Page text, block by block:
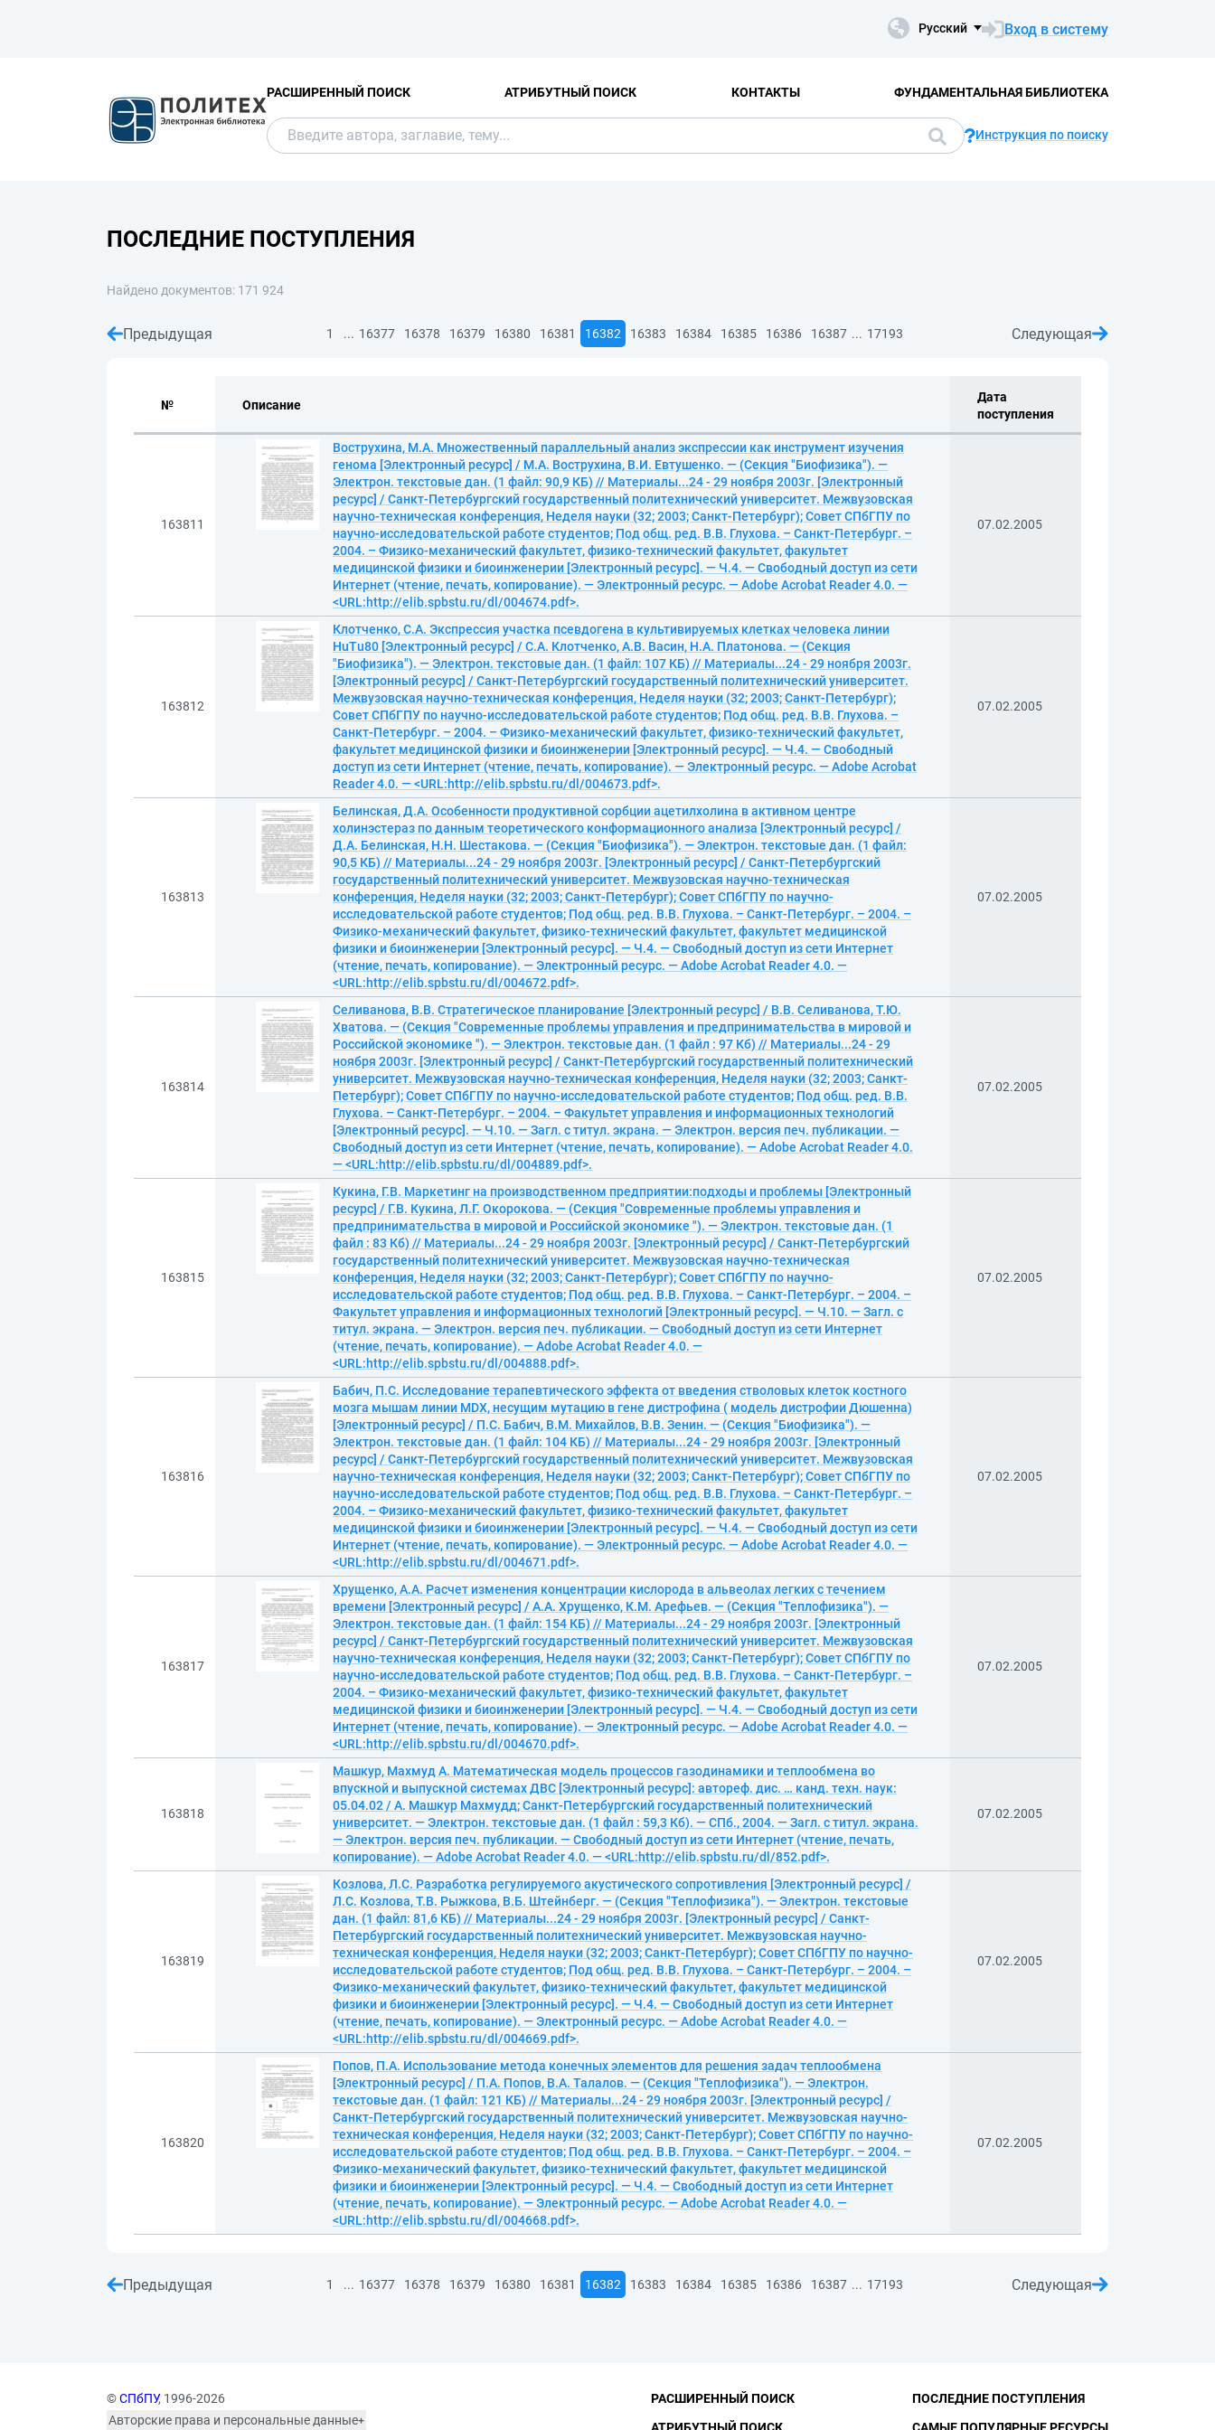
Русский Вход в систему
РАСШИРЕННЫЙ ПОИСК АТРИБУТНЫЙ ПОИСК КОНТАКТЫ ФУНДАМЕНТАЛЬНАЯ БИБЛИОТЕКА
Инструкция по поиску
ПОСЛЕДНИЕ ПОСТУПЛЕНИЯ
Найдено документов: 171 924
Предыдущая 1 ... 16377 16378 16379 16380 16381 16382 16383 16384 16385 16386 16387 ... 17193 Следующая
№ Описание
Дата
поступления
163811
Вострухина, М.А. Множественный параллельный анализ экспрессии как инструмент изучения
генома [Электронный ресурс] / М.А. Вострухина, В.И. Евтушенко. — (Секция "Биофизика"). —
Электрон. текстовые дан. (1 файл: 90,9 КБ) // Материалы...24 - 29 ноября 2003г. [Электронный
ресурс] / Санкт-Петербургский государственный политехнический университет. Межвузовская
научно-техническая конференция, Неделя науки (32; 2003; Санкт-Петербург); Совет СПбГПУ по
научно-исследовательской работе студентов; Под общ. ред. В.В. Глухова. – Санкт-Петербург. –
2004. – Физико-механический факультет, физико-технический факультет, факультет
медицинской физики и биоинженерии [Электронный ресурс]. — Ч.4. — Свободный доступ из сети
Интернет (чтение, печать, копирование). — Электронный ресурс. — Adobe Acrobat Reader 4.0. —
<URL:http://elib.spbstu.ru/dl/004674.pdf>.
07.02.2005
163812
Клотченко, С.А. Экспрессия участка псевдогена в культивируемых клетках человека линии
HuTu80 [Электронный ресурс] / С.А. Клотченко, А.В. Васин, Н.А. Платонова. — (Секция
"Биофизика"). — Электрон. текстовые дан. (1 файл: 107 КБ) // Материалы...24 - 29 ноября 2003г.
[Электронный ресурс] / Санкт-Петербургский государственный политехнический университет.
Межвузовская научно-техническая конференция, Неделя науки (32; 2003; Санкт-Петербург);
Совет СПбГПУ по научно-исследовательской работе студентов; Под общ. ред. В.В. Глухова. –
Санкт-Петербург. – 2004. – Физико-механический факультет, физико-технический факультет,
факультет медицинской физики и биоинженерии [Электронный ресурс]. — Ч.4. — Свободный
доступ из сети Интернет (чтение, печать, копирование). — Электронный ресурс. — Adobe Acrobat
Reader 4.0. — <URL:http://elib.spbstu.ru/dl/004673.pdf>.
07.02.2005
163813
Белинская, Д.А. Особенности продуктивной сорбции ацетилхолина в активном центре
холинэстераз по данным теоретического конформационного анализа [Электронный ресурс] /
Д.А. Белинская, Н.Н. Шестакова. — (Секция "Биофизика"). — Электрон. текстовые дан. (1 файл:
90,5 КБ) // Материалы...24 - 29 ноября 2003г. [Электронный ресурс] / Санкт-Петербургский
государственный политехнический университет. Межвузовская научно-техническая
конференция, Неделя науки (32; 2003; Санкт-Петербург); Совет СПбГПУ по научно-
исследовательской работе студентов; Под общ. ред. В.В. Глухова. – Санкт-Петербург. – 2004. –
Физико-механический факультет, физико-технический факультет, факультет медицинской
физики и биоинженерии [Электронный ресурс]. — Ч.4. — Свободный доступ из сети Интернет
(чтение, печать, копирование). — Электронный ресурс. — Adobe Acrobat Reader 4.0. —
<URL:http://elib.spbstu.ru/dl/004672.pdf>.
07.02.2005
163814
Селиванова, В.В. Стратегическое планирование [Электронный ресурс] / В.В. Селиванова, Т.Ю.
Хватова. — (Секция "Современные проблемы управления и предпринимательства в мировой и
Российской экономике "). — Электрон. текстовые дан. (1 файл : 97 Кб) // Материалы...24 - 29
ноября 2003г. [Электронный ресурс] / Санкт-Петербургский государственный политехнический
университет. Межвузовская научно-техническая конференция, Неделя науки (32; 2003; Санкт-
Петербург); Совет СПбГПУ по научно-исследовательской работе студентов; Под общ. ред. В.В.
Глухова. – Санкт-Петербург. – 2004. – Факультет управления и информационных технологий
[Электронный ресурс]. — Ч.10. — Загл. с титул. экрана. — Электрон. версия печ. публикации. —
Свободный доступ из сети Интернет (чтение, печать, копирование). — Adobe Acrobat Reader 4.0.
— <URL:http://elib.spbstu.ru/dl/004889.pdf>.
07.02.2005
163815
Кукина, Г.В. Маркетинг на производственном предприятии:подходы и проблемы [Электронный
ресурс] / Г.В. Кукина, Л.Г. Окорокова. — (Секция "Современные проблемы управления и
предпринимательства в мировой и Российской экономике "). — Электрон. текстовые дан. (1
файл : 83 Кб) // Материалы...24 - 29 ноября 2003г. [Электронный ресурс] / Санкт-Петербургский
государственный политехнический университет. Межвузовская научно-техническая
конференция, Неделя науки (32; 2003; Санкт-Петербург); Совет СПбГПУ по научно-
исследовательской работе студентов; Под общ. ред. В.В. Глухова. – Санкт-Петербург. – 2004. –
Факультет управления и информационных технологий [Электронный ресурс]. — Ч.10. — Загл. с
титул. экрана. — Электрон. версия печ. публикации. — Свободный доступ из сети Интернет
(чтение, печать, копирование). — Adobe Acrobat Reader 4.0. —
<URL:http://elib.spbstu.ru/dl/004888.pdf>.
07.02.2005
163816
Бабич, П.С. Исследование терапевтического эффекта от введения стволовых клеток костного
мозга мышам линии MDX, несущим мутацию в гене дистрофина ( модель дистрофии Дюшенна)
[Электронный ресурс] / П.С. Бабич, В.М. Михайлов, В.В. Зенин. — (Секция "Биофизика"). —
Электрон. текстовые дан. (1 файл: 104 КБ) // Материалы...24 - 29 ноября 2003г. [Электронный
ресурс] / Санкт-Петербургский государственный политехнический университет. Межвузовская
научно-техническая конференция, Неделя науки (32; 2003; Санкт-Петербург); Совет СПбГПУ по
научно-исследовательской работе студентов; Под общ. ред. В.В. Глухова. – Санкт-Петербург. –
2004. – Физико-механический факультет, физико-технический факультет, факультет
медицинской физики и биоинженерии [Электронный ресурс]. — Ч.4. — Свободный доступ из сети
Интернет (чтение, печать, копирование). — Электронный ресурс. — Adobe Acrobat Reader 4.0. —
<URL:http://elib.spbstu.ru/dl/004671.pdf>.
07.02.2005
163817
Хрущенко, А.А. Расчет изменения концентрации кислорода в альвеолах легких с течением
времени [Электронный ресурс] / А.А. Хрущенко, К.М. Арефьев. — (Секция "Теплофизика"). —
Электрон. текстовые дан. (1 файл: 154 КБ) // Материалы...24 - 29 ноября 2003г. [Электронный
ресурс] / Санкт-Петербургский государственный политехнический университет. Межвузовская
научно-техническая конференция, Неделя науки (32; 2003; Санкт-Петербург); Совет СПбГПУ по
научно-исследовательской работе студентов; Под общ. ред. В.В. Глухова. – Санкт-Петербург. –
2004. – Физико-механический факультет, физико-технический факультет, факультет
медицинской физики и биоинженерии [Электронный ресурс]. — Ч.4. — Свободный доступ из сети
Интернет (чтение, печать, копирование). — Электронный ресурс. — Adobe Acrobat Reader 4.0. —
<URL:http://elib.spbstu.ru/dl/004670.pdf>.
07.02.2005
163818
Машкур, Махмуд А. Математическая модель процессов газодинамики и теплообмена во
впускной и выпускной системах ДВС [Электронный ресурс]: автореф. дис. … канд. техн. наук:
05.04.02 / А. Машкур Махмудд; Санкт-Петербургский государственный политехнический
университет. — Электрон. текстовые дан. (1 файл : 59,3 Кб). — СПб., 2004. — Загл. с титул. экрана.
— Электрон. версия печ. публикации. — Свободный доступ из сети Интернет (чтение, печать,
копирование). — Adobe Acrobat Reader 4.0. — <URL:http://elib.spbstu.ru/dl/852.pdf>.
07.02.2005
163819
Козлова, Л.С. Разработка регулируемого акустического сопротивления [Электронный ресурс] /
Л.С. Козлова, Т.В. Рыжкова, В.Б. Штейнберг. — (Секция "Теплофизика"). — Электрон. текстовые
дан. (1 файл: 81,6 КБ) // Материалы...24 - 29 ноября 2003г. [Электронный ресурс] / Санкт-
Петербургский государственный политехнический университет. Межвузовская научно-
техническая конференция, Неделя науки (32; 2003; Санкт-Петербург); Совет СПбГПУ по научно-
исследовательской работе студентов; Под общ. ред. В.В. Глухова. – Санкт-Петербург. – 2004. –
Физико-механический факультет, физико-технический факультет, факультет медицинской
физики и биоинженерии [Электронный ресурс]. — Ч.4. — Свободный доступ из сети Интернет
(чтение, печать, копирование). — Электронный ресурс. — Adobe Acrobat Reader 4.0. —
<URL:http://elib.spbstu.ru/dl/004669.pdf>.
07.02.2005
163820
Попов, П.А. Использование метода конечных элементов для решения задач теплообмена
[Электронный ресурс] / П.А. Попов, В.А. Талалов. — (Секция "Теплофизика"). — Электрон.
текстовые дан. (1 файл: 121 КБ) // Материалы...24 - 29 ноября 2003г. [Электронный ресурс] /
Санкт-Петербургский государственный политехнический университет. Межвузовская научно-
техническая конференция, Неделя науки (32; 2003; Санкт-Петербург); Совет СПбГПУ по научно-
исследовательской работе студентов; Под общ. ред. В.В. Глухова. – Санкт-Петербург. – 2004. –
Физико-механический факультет, физико-технический факультет, факультет медицинской
физики и биоинженерии [Электронный ресурс]. — Ч.4. — Свободный доступ из сети Интернет
(чтение, печать, копирование). — Электронный ресурс. — Adobe Acrobat Reader 4.0. —
<URL:http://elib.spbstu.ru/dl/004668.pdf>.
07.02.2005
Предыдущая 1 ... 16377 16378 16379 16380 16381 16382 16383 16384 16385 16386 16387 ... 17193 Следующая
©СПбПУ, 1996-2026
Авторские права и персональные данные
РАСШИРЕННЫЙ ПОИСК
ПОСЛЕДНИЕ ПОСТУПЛЕНИЯ